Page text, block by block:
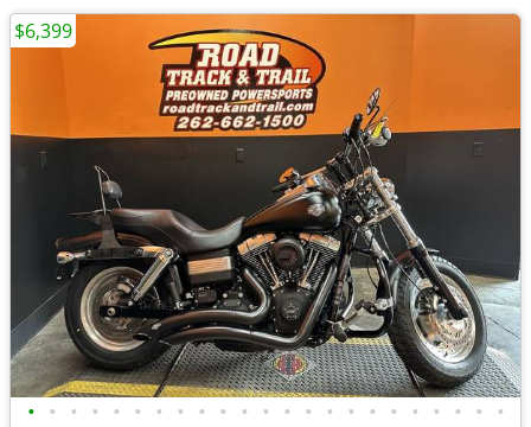
• • • • • • • • • • • • • • • • • • • • • • •
$6,399